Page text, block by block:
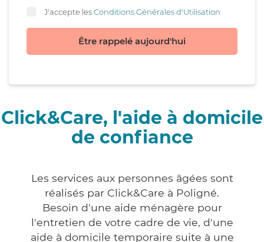
J'accepte lesConditions Générales d'Utilisation
Être rappelé aujourd'hui
Click&Care, l'aide à domicile
de confiance
Les services aux personnes âgées sont
réalisés par Click&Care à Poligné.
Besoin d'une aide ménagère pour
l'entretien de votre cadre de vie, d'une
aide à domicile temporaire suite à une